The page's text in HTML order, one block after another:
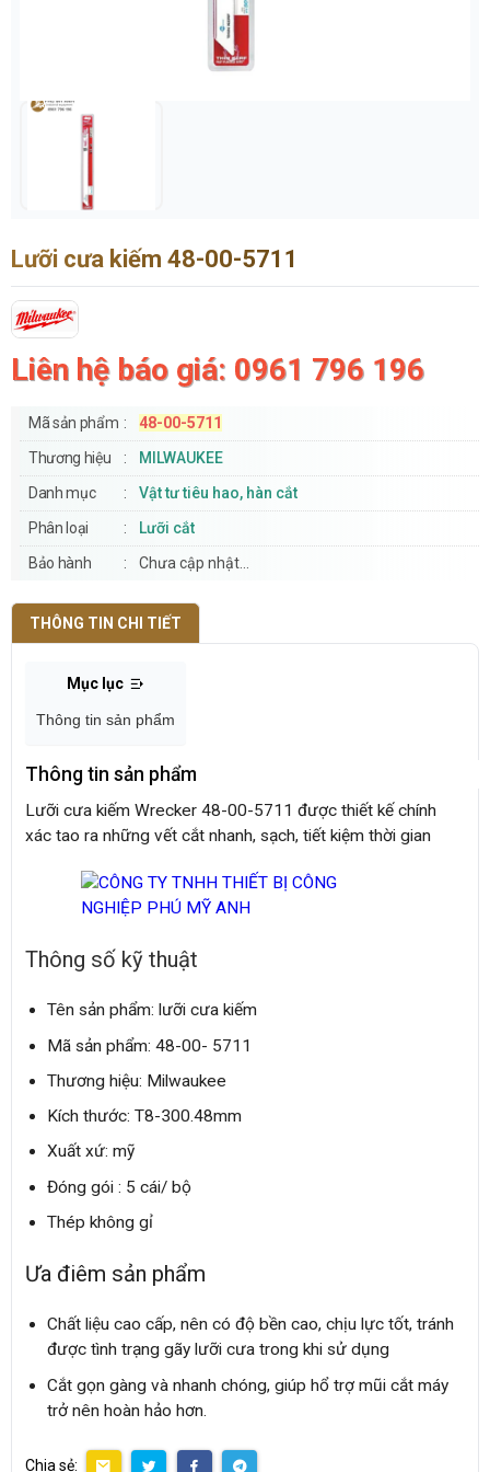
Lưỡi cưa kiếm 48-00-5711
Liên hệ báo giá: 0961 796 196
Mã sản phẩm
48-00-5711
Thương hiệu
MILWAUKEE
Danh mục
Vật tư tiêu hao, hàn cắt
Phân loại
Lưỡi cắt
Bảo hành
Chưa cập nhật...
THÔNG TIN CHI TIẾT
Mục lục
Thông tin sản phẩm
Thông tin sản phẩm
Lưỡi cưa kiếm Wrecker 48-00-5711 được thiết kế chính
xác tao ra những vết cắt nhanh, sạch, tiết kiệm thời gian
Thông số kỹ thuật
Tên sản phẩm: lưỡi cưa kiếm
Mã sản phẩm: 48-00- 5711
Thương hiệu: Milwaukee
Kích thước: T8-300.48mm
Xuất xứ: mỹ
Đóng gói : 5 cái/ bộ
Thép không gỉ
Ưa điêm sản phẩm
Chất liệu cao cấp, nên có độ bền cao, chịu lực tốt, tránh
được tình trạng gãy lưỡi cưa trong khi sử dụng
Cắt gọn gàng và nhanh chóng, giúp hổ trợ mũi cắt máy
trở nên hoàn hảo hơn.
Chia sẻ: